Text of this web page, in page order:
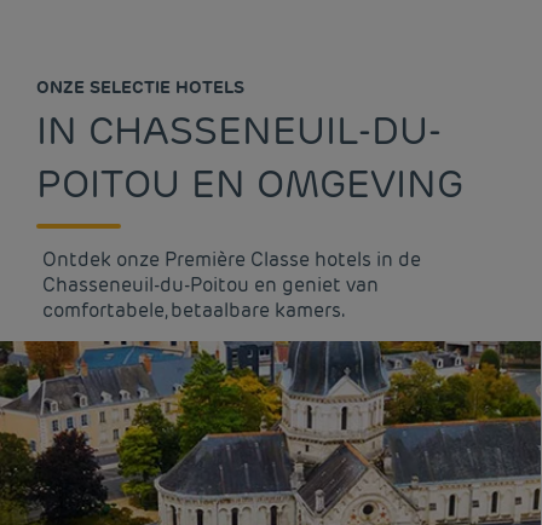
ONZE SELECTIE HOTELS
IN CHASSENEUIL-DU-
POITOU EN OMGEVING
Ontdek onze Première Classe hotels in de
Chasseneuil-du-Poitou en geniet van
comfortabele, betaalbare kamers.